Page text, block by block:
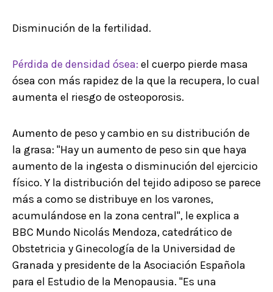
Disminución de la fertilidad.
Pérdida de densidad ósea: el cuerpo pierde masa
ósea con más rapidez de la que la recupera, lo cual
aumenta el riesgo de osteoporosis.
Aumento de peso y cambio en su distribución de
la grasa: "Hay un aumento de peso sin que haya
aumento de la ingesta o disminución del ejercicio
físico. Y la distribución del tejido adiposo se parece
más a como se distribuye en los varones,
acumulándose en la zona central", le explica a
BBC Mundo Nicolás Mendoza, catedrático de
Obstetricia y Ginecología de la Universidad de
Granada y presidente de la Asociación Española
para el Estudio de la Menopausia. "Es una